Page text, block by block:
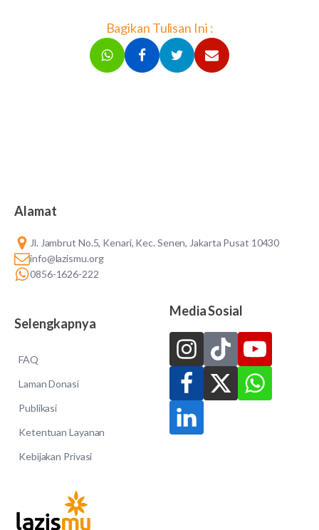
Bagikan Tulisan Ini :
Alamat
Jl. Jambrut No.5, Kenari, Kec. Senen, Jakarta Pusat 10430
info@lazismu.org
0856-1626-222
Selengkapnya
FAQ
Laman Donasi
Publikasi
Ketentuan Layanan
Kebijakan Privasi
Media Sosial